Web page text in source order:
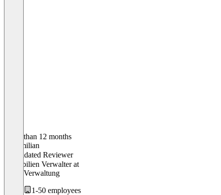
Older than 12 months
Maximilian
Validated Reviewer
Immobilien Verwalterat
VwV Verwaltung
1-50 employees